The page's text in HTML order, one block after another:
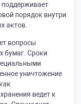
поддерживает
порядок внутри
актов.
вопросы
бумаг. Сроки
уничтожение
ведет к